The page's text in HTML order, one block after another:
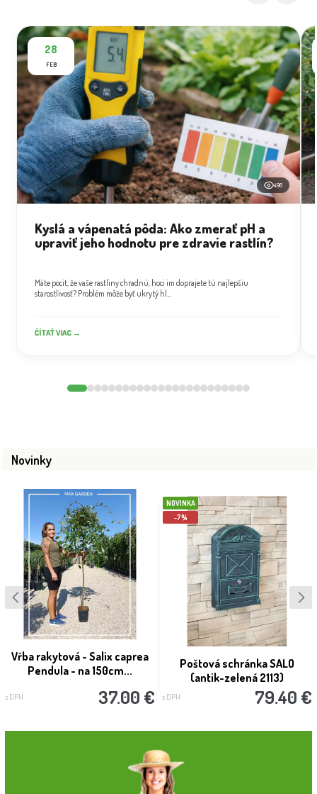
28
FEB
496
Kyslá a vápenatá pôda: Ako zmerať pH a
upraviť jeho hodnotu pre zdravie rastlín?
Máte pocit, že vaše rastliny chradnú, hoci im doprajete tú najlepšiu
starostlivosť? Problém môže byť ukrytý hl...
ČÍTAŤ VIAC →
Novinky
Vŕba rakytová - Salix caprea
Pendula - na 150cm...
s DPH 37.00 €
NOVINKA
-7%
Poštová schránka SALO
(antik-zelená 2113)
s DPH 79.40 €